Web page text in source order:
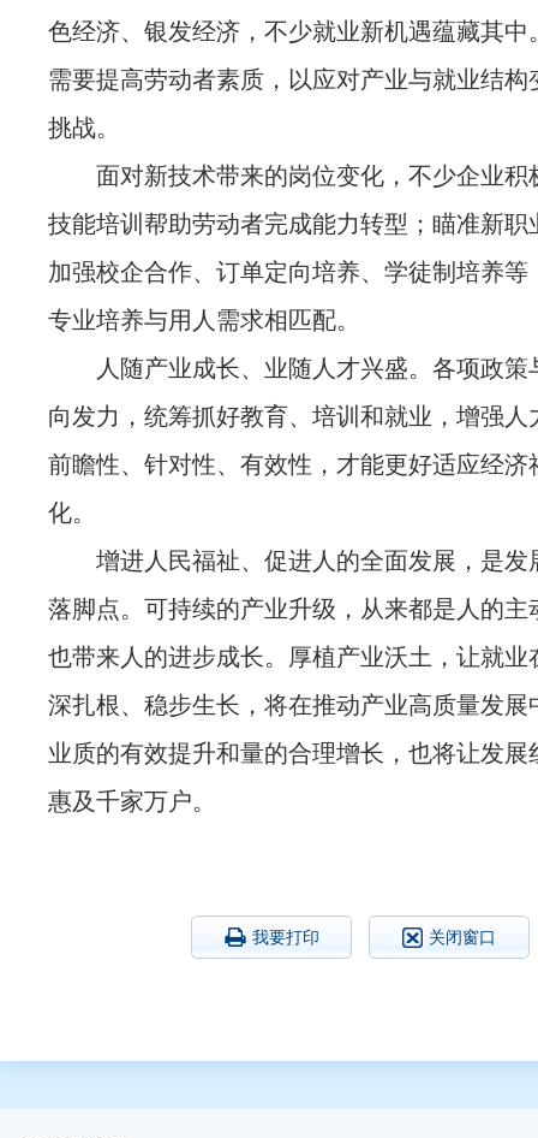
色经济、银发经济，不少就业新机遇蕴藏其中
需要提高劳动者素质，以应对产业与就业结构
挑战。
面对新技术带来的岗位变化，不少企业积
技能培训帮助劳动者完成能力转型；瞄准新职
加强校企合作、订单定向培养、学徒制培养等
专业培养与用人需求相匹配。
人随产业成长、业随人才兴盛。各项政策
向发力，统筹抓好教育、培训和就业，增强人
前瞻性、针对性、有效性，才能更好适应经济
化。
增进人民福祉、促进人的全面发展，是发
落脚点。可持续的产业升级，从来都是人的主
也带来人的进步成长。厚植产业沃土，让就业
深扎根、稳步生长，将在推动产业高质量发展
业质的有效提升和量的合理增长，也将让发展
惠及千家万户。
我要打印 关闭窗口